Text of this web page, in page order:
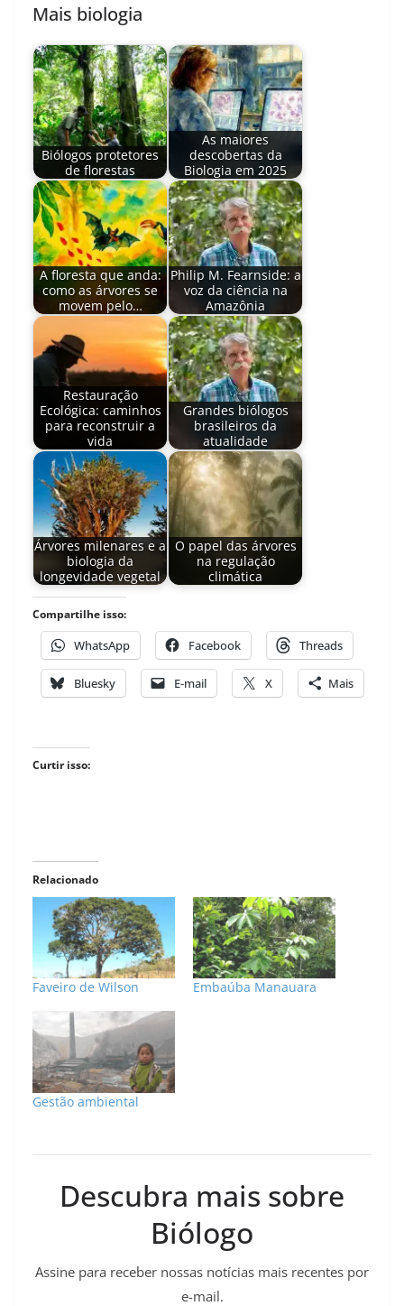
Mais biologia
Biólogos protetores
de florestas
As maiores
descobertas da
Biologia em 2025
A floresta que anda:
como as árvores se
movem pelo…
Philip M. Fearnside: a
voz da ciência na
Amazônia
Restauração
Ecológica: caminhos
para reconstruir a
vida
Grandes biólogos
brasileiros da
atualidade
Árvores milenares e a
biologia da
longevidade vegetal
O papel das árvores
na regulação
climática
Compartilhe isso:
WhatsApp Facebook Threads
Bluesky E-mail X Mais
Curtir isso:
Relacionado
Faveiro de Wilson Embaúba Manauara
Gestão ambiental
Descubra mais sobre
Biólogo
Assine para receber nossas notícias mais recentes por
e-mail.